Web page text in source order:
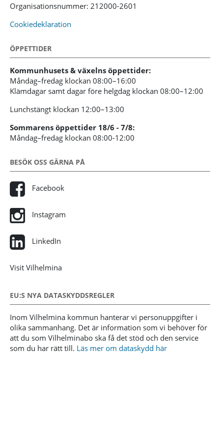
Organisationsnummer: 212000-2601
Cookiedeklaration
ÖPPETTIDER
Kommunhusets & växelns öppettider:
Måndag–fredag klockan 08:00–16:00
Klämdagar samt dagar före helgdag klockan 08:00–12:00
Lunchstängt klockan 12:00–13:00
Sommarens öppettider 18/6 - 7/8:
Måndag–fredag klockan 08:00-12:00
BESÖK OSS GÄRNA PÅ
Facebook
Instagram
LinkedIn
Visit Vilhelmina
EU:S NYA DATASKYDDSREGLER
Inom Vilhelmina kommun hanterar vi personuppgifter i
olika sammanhang. Det är information som vi behöver för
att du som Vilhelminabo ska få det stöd och den service
som du har rätt till. Läs mer om dataskydd här